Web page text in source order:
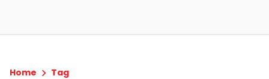
Home Tag